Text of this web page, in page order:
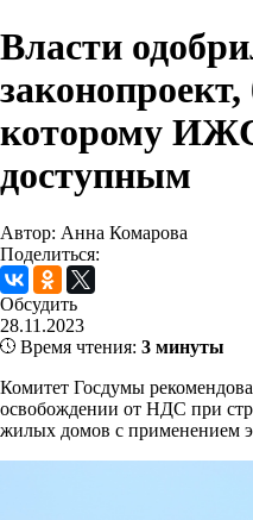
Власти
законопроект,
которому ИЖС
доступным
Автор: Анна Комарова
Поделиться:
Обсудить
28.11.2023
Время чтения: 3 минуты
Комитет Госдумы
освобождении от НДС при
жилых домов с применением